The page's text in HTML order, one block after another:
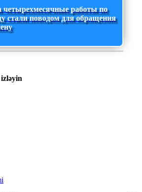
четырехмесячные работы по
стали поводом для обращения